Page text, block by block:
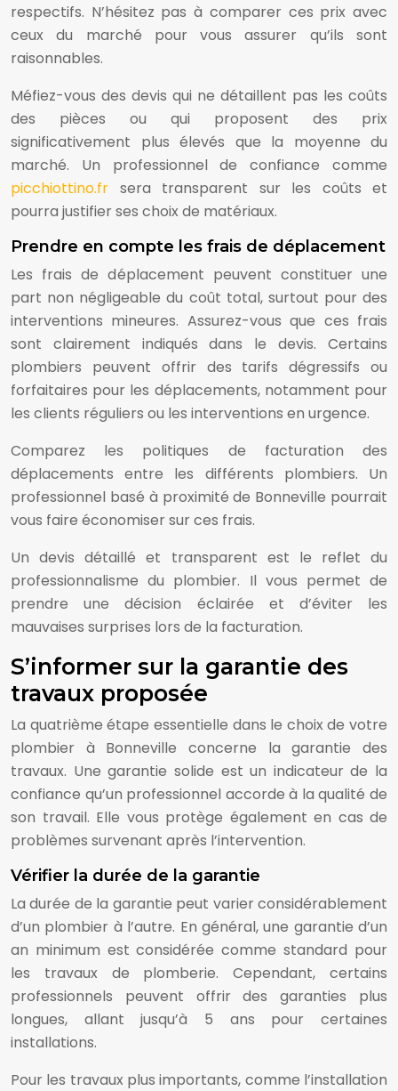
respectifs. N’hésitez pas à comparer ces prix avec
ceux du marché pour vous assurer qu’ils sont
raisonnables.
Méfiez-vous des devis qui ne détaillent pas les coûts
des pièces ou qui proposent des prix
significativement plus élevés que la moyenne du
marché. Un professionnel de confiance comme
picchiottino.fr sera transparent sur les coûts et
pourra justifier ses choix de matériaux.
Prendre en compte les frais de déplacement
Les frais de déplacement peuvent constituer une
part non négligeable du coût total, surtout pour des
interventions mineures. Assurez-vous que ces frais
sont clairement indiqués dans le devis. Certains
plombiers peuvent offrir des tarifs dégressifs ou
forfaitaires pour les déplacements, notamment pour
les clients réguliers ou les interventions en urgence.
Comparez les politiques de facturation des
déplacements entre les différents plombiers. Un
professionnel basé à proximité de Bonneville pourrait
vous faire économiser sur ces frais.
Un devis détaillé et transparent est le reflet du
professionnalisme du plombier. Il vous permet de
prendre une décision éclairée et d’éviter les
mauvaises surprises lors de la facturation.
S’informer sur la garantie des
travaux proposée
La quatrième étape essentielle dans le choix de votre
plombier à Bonneville concerne la garantie des
travaux. Une garantie solide est un indicateur de la
confiance qu’un professionnel accorde à la qualité de
son travail. Elle vous protège également en cas de
problèmes survenant après l’intervention.
Vérifier la durée de la garantie
La durée de la garantie peut varier considérablement
d’un plombier à l’autre. En général, une garantie d’un
an minimum est considérée comme standard pour
les travaux de plomberie. Cependant, certains
professionnels peuvent offrir des garanties plus
longues, allant jusqu’à 5 ans pour certaines
installations.
Pour les travaux plus importants, comme l’installation